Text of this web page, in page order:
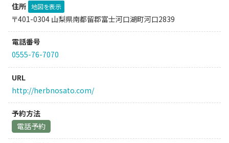
住所 地図を表示
〒401-0304 山梨県南都留郡富士河口湖町河口2839
電話番号
0555-76-7070
URL
http://herbnosato.com/
予約方法
電話予約